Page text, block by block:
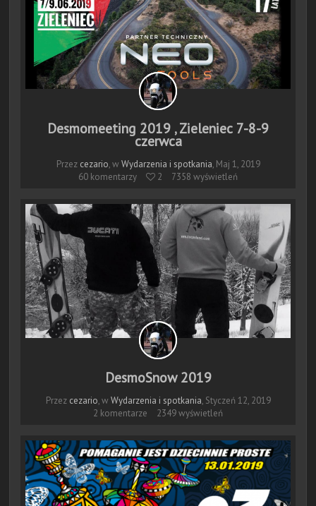
Desmomeeting 2019 , Zieleniec 7-8-9
czerwca
Przez cezario, w Wydarzenia i spotkania, Maj 1, 2019
60 komentarzy
2 7358 wyświetleń
DesmoSnow 2019
Przez cezario, w Wydarzenia i spotkania, Styczeń 12, 2019
2 komentarze
2349 wyświetleń